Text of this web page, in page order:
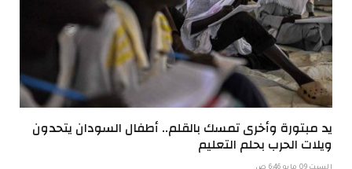
يد مبتورة وأخرى تمسك بالقلم.. أطفال السودان يتحدون
ويلات الحرب بحلم التعليم